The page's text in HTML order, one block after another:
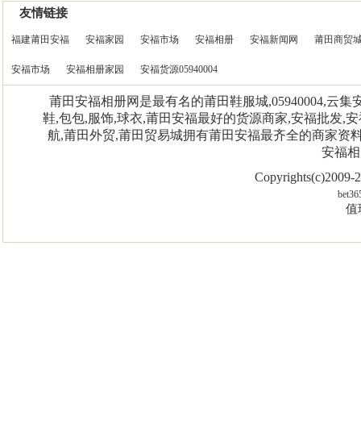
友情链接
福建莆田安福 安福家园 安福市场 安福相册 安福新闻网 莆田商贸
安福市场 安福相册家园 安福货源05940004
莆田安福相册网是最有名的莆田鞋服城,05940004,云
鞋,包包,服饰,球衣,莆田安福最好的货源商家,安福批发,
航,莆田外贸,莆田贸易城拥有莆田安福最齐全的商家资
安福
Copyrights(c)2009-
值